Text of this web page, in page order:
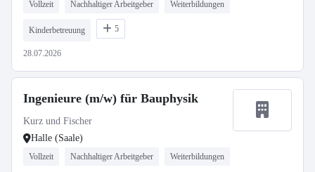
Vollzeit Nachhaltiger Arbeitgeber Weiterbildungen
Kinderbetreuung 5
28.07.2026
Ingenieure (m/w) für Bauphysik
Kurz und Fischer
Halle (Saale)
Vollzeit Nachhaltiger Arbeitgeber Weiterbildungen